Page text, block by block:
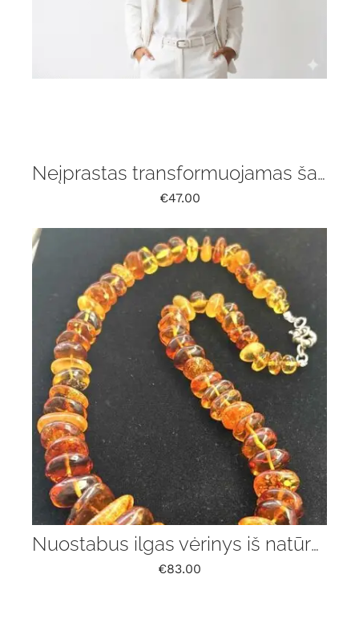
Neįprastas transformuojamas šalikas su gintaru
€47.00
Nuostabus ilgas vėrinys iš natūralaus Baltijos gintaro
€83.00